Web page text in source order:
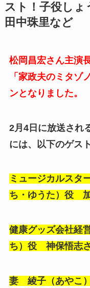
スト！子役しょ
田中珠里など
松岡昌宏さん主演
「家政夫のミタゾ
ンとなりました。
2月4日に放送され
には、以下のゲス
ミュージカルスタ
ち・ゆうた）役
健康グッズ会社経
ち）役 神保悟志
妻 綾子（あやこ